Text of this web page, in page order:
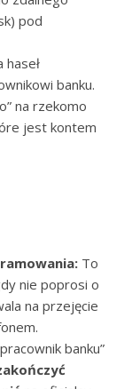
pod
haseł
banku.
na rzekomo
jest kontem
To
nie poprosi o
na przejęcie
banku”